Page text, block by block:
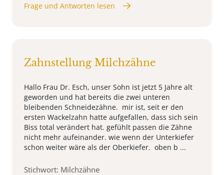
Frage und Antworten lesen
Zahnstellung Milchzähne
Hallo Frau Dr. Esch, unser Sohn ist jetzt 5 Jahre alt
geworden und hat bereits die zwei unteren
bleibenden Schneidezähne. mir ist, seit er den
ersten Wackelzahn hatte aufgefallen, dass sich sein
Biss total verändert hat. gefühlt passen die Zähne
nicht mehr aufeinander. wie wenn der Unterkiefer
schon weiter wäre als der Oberkiefer. oben b ...
Stichwort: Milchzähne